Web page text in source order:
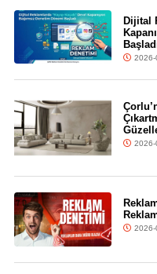
Dijital
2026-
2026-
2026-